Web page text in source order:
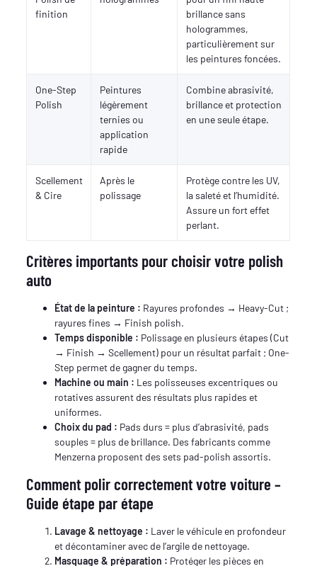
finition
brillance sans
hologrammes,
particulièrement sur
les peintures foncées.
One-Step
Polish
Peintures
légèrement
ternies ou
application
rapide
Combine abrasivité,
brillance et protection
en une seule étape.
Scellement
& Cire
Après le
polissage
Protège contre les UV,
la saleté et l’humidité.
Assure un fort effet
perlant.
Critères importants pour choisir votre polish
auto
État de la peinture : Rayures profondes → Heavy-Cut ;
rayures fines → Finish polish.
Temps disponible : Polissage en plusieurs étapes (Cut
→ Finish → Scellement) pour un résultat parfait ; One-
Step permet de gagner du temps.
Machine ou main : Les polisseuses excentriques ou
rotatives assurent des résultats plus rapides et
uniformes.
Choix du pad : Pads durs = plus d’abrasivité, pads
souples = plus de brillance. Des fabricants comme
Menzerna proposent des sets pad-polish assortis.
Comment polir correctement votre voiture –
Guide étape par étape
Lavage & nettoyage : Laver le véhicule en profondeur
et décontaminer avec de l’argile de nettoyage.
Masquage & préparation : Protéger les pièces en